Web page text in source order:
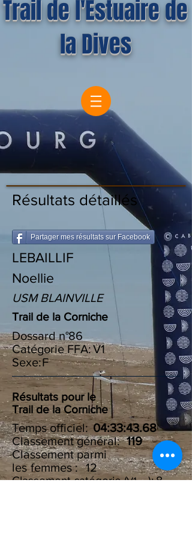
Trail de l'Estuaire de
la Dives
Résultats détaillés
Partager mes résultats sur Facebook
LEBAILLIF
Noellie
USM BLAINVILLE
Trail de la Corniche
Dossard n°86
Catégorie FFA:V1
Sexe:F
Résultats pour le
Trail de la Corniche
Temps officiel: 04:33:43.68
Classement général: 119
Classement parmi
les : 12
femmes
Classement catégorie ( ):8
V1